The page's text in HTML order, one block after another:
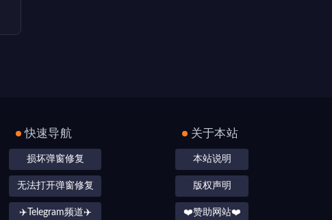
快速导航
损坏弹窗修复
无法打开弹窗修复
✈️Telegram频道✈️
关于本站
本站说明
版权声明
❤️赞助网站❤️